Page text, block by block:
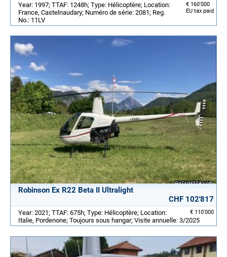
€ 160'000
EU tax paid
Year: 1997; TTAF: 1248h; Type: Hélicoptère; Location:
France, Castelnaudary; Numéro de série: 2081; Reg.
No.: 11LV
Robinson Ex R22 Beta II Ultralight
CHF 102'817
€ 110'000
Year: 2021; TTAF: 675h; Type: Hélicoptère; Location:
Italie, Pordenone; Toujours sous hangar; Visite annuelle: 3/2025